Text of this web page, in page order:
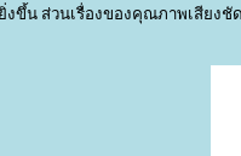
ขึ้น ส่วนเรื่องของคุณภาพเสียงชั